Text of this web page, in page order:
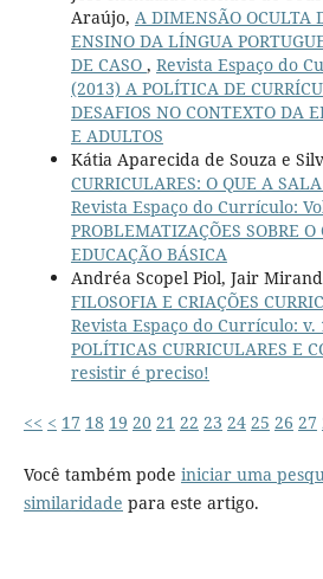
Araújo, A DIMENSÃO OCULTA
ENSINO DA LÍNGUA
DE CASO , Revista Espaço do
(2013) A POLÍTICA DE
DESAFIOS NO CONTEXTO DA
E ADULTOS
Kátia Aparecida de Souza e
CURRICULARES: O QUE A
Revista Espaço do Currículo:
PROBLEMATIZAÇÕES SOBRE
EDUCAÇÃO BÁSICA
Andréa Scopel Piol, Jair
FILOSOFIA E CRIAÇÕES
Revista Espaço do Currículo: v.
POLÍTICAS CURRICULARES E
resistir é preciso!
<< < 17 18 19 20 21 22 23 24 25 26 27
Você também pode iniciar uma
similaridade para este artigo.